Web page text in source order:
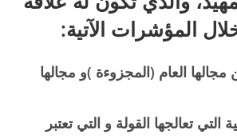
المؤشرات الآتية:
العام (المجزوءة )و مجالها
التي تعالجها القولة و التي تعتبر